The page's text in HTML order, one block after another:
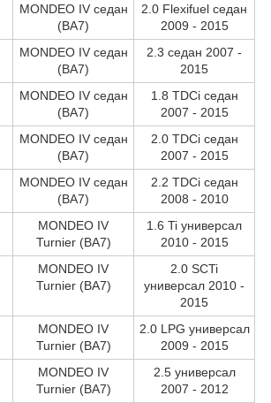
MONDEO IV седан
(BA7)
2.0 Flexifuel седан
2009 - 2015
MONDEO IV седан
(BA7)
2.3 седан 2007 -
2015
MONDEO IV седан
(BA7)
1.8 TDCi седан
2007 - 2015
MONDEO IV седан
(BA7)
2.0 TDCi седан
2007 - 2015
MONDEO IV седан
(BA7)
2.2 TDCi седан
2008 - 2010
MONDEO IV
Turnier (BA7)
1.6 Ti универсал
2010 - 2015
MONDEO IV
Turnier (BA7)
2.0 SCTi
универсал 2010 -
2015
MONDEO IV
Turnier (BA7)
2.0 LPG универсал
2009 - 2015
MONDEO IV
Turnier (BA7)
2.5 универсал
2007 - 2012